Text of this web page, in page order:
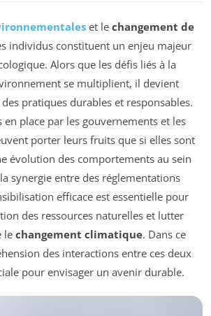
et le changement de
individus constituent un enjeu majeur
Alors que les défis liés à la
se multiplient, il devient
pratiques durables et responsables.
en place par les gouvernements et les
porter leurs fruits que si elles sont
évolution des comportements au sein
synergie entre des réglementations
efficace est essentielle pour
des ressources naturelles et lutter
le changement climatique. Dans ce
des interactions entre ces deux
pour envisager un avenir durable.